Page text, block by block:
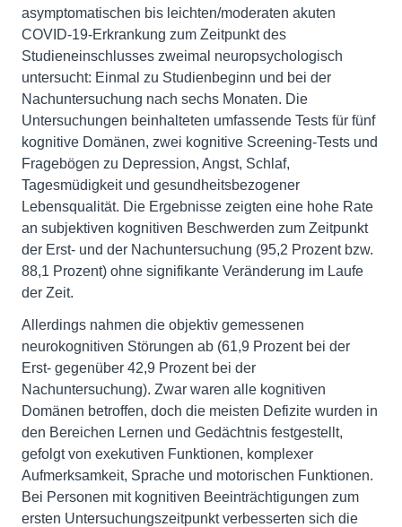
asymptomatischen bis leichten/moderaten akuten
COVID-19-Erkrankung zum Zeitpunkt des
Studieneinschlusses zweimal neuropsychologisch
untersucht: Einmal zu Studienbeginn und bei der
Nachuntersuchung nach sechs Monaten. Die
Untersuchungen beinhalteten umfassende Tests für fünf
kognitive Domänen, zwei kognitive Screening-Tests und
Fragebögen zu Depression, Angst, Schlaf,
Tagesmüdigkeit und gesundheitsbezogener
Lebensqualität. Die Ergebnisse zeigten eine hohe Rate
an subjektiven kognitiven Beschwerden zum Zeitpunkt
der Erst- und der Nachuntersuchung (95,2 Prozent bzw.
88,1 Prozent) ohne signifikante Veränderung im Laufe
der Zeit.
Allerdings nahmen die objektiv gemessenen
neurokognitiven Störungen ab (61,9 Prozent bei der
Erst- gegenüber 42,9 Prozent bei der
Nachuntersuchung). Zwar waren alle kognitiven
Domänen betroffen, doch die meisten Defizite wurden in
den Bereichen Lernen und Gedächtnis festgestellt,
gefolgt von exekutiven Funktionen, komplexer
Aufmerksamkeit, Sprache und motorischen Funktionen.
Bei Personen mit kognitiven Beeinträchtigungen zum
ersten Untersuchungszeitpunkt verbesserten sich die